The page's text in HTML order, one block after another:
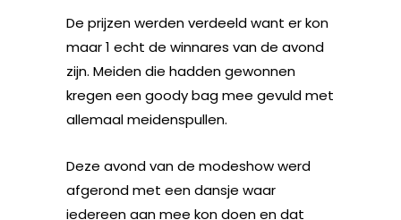
De prijzen werden verdeeld want er kon
maar 1 echt de winnares van de avond
zijn. Meiden die hadden gewonnen
kregen een goody bag mee gevuld met
allemaal meidenspullen.
Deze avond van de modeshow werd
afgerond met een dansje waar
iedereen aan mee kon doen en dat